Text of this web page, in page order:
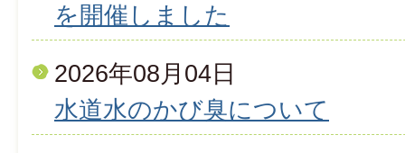
を開催しました
2026年08月04日
水道水のかび臭について